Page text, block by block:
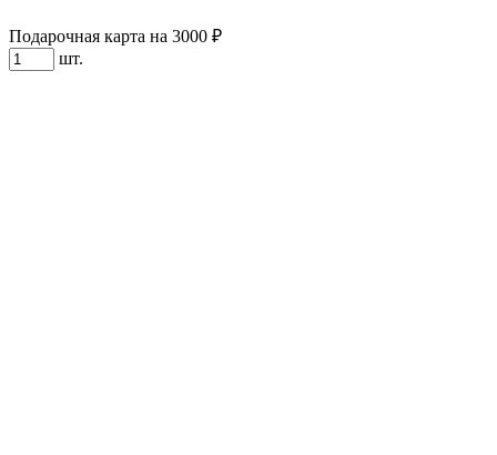
Подарочная карта на 3000 ₽
шт.